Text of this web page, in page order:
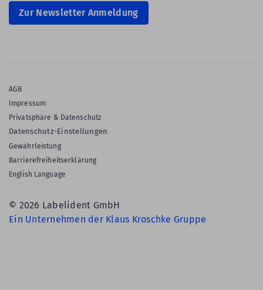
Zur Newsletter Anmeldung
AGB
Impressum
Privatsphäre & Datenschutz
Datenschutz-Einstellungen
Gewährleistung
Barrierefreiheitserklärung
English Language
© 2026 Labelident GmbH
Ein Unternehmen der Klaus Kroschke Gruppe